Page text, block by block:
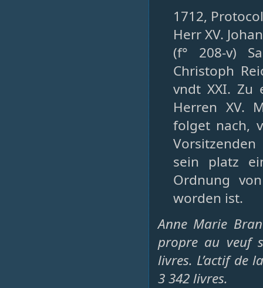
1712,
Herr XV.
(f° 208-v)
Christoph
vndt XXI. Zu
Herren XV.
folget nach,
sein platz
Ordnung
worden ist.
Anne Marie
propre au veuf
livres. L’actif de
3 342 livres.